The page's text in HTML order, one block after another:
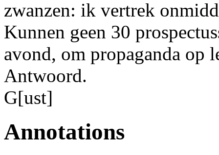
zwanzen: ik vertrek
Kunnen geen 30
avond, om propaganda op
Antwoord.
G[ust]
Annotations